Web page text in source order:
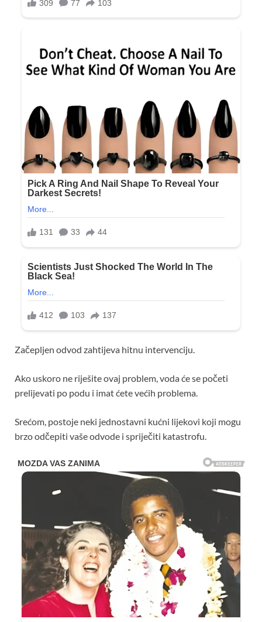
Začepljen odvod zahtijeva hitnu intervenciju.
Ako uskoro ne riješite ovaj problem, voda će se početi
prelijevati po podu i imat ćete većih problema.
Srećom, postoje neki jednostavni kućni lijekovi koji mogu
brzo odčepiti vaše odvode i spriječiti katastrofu.